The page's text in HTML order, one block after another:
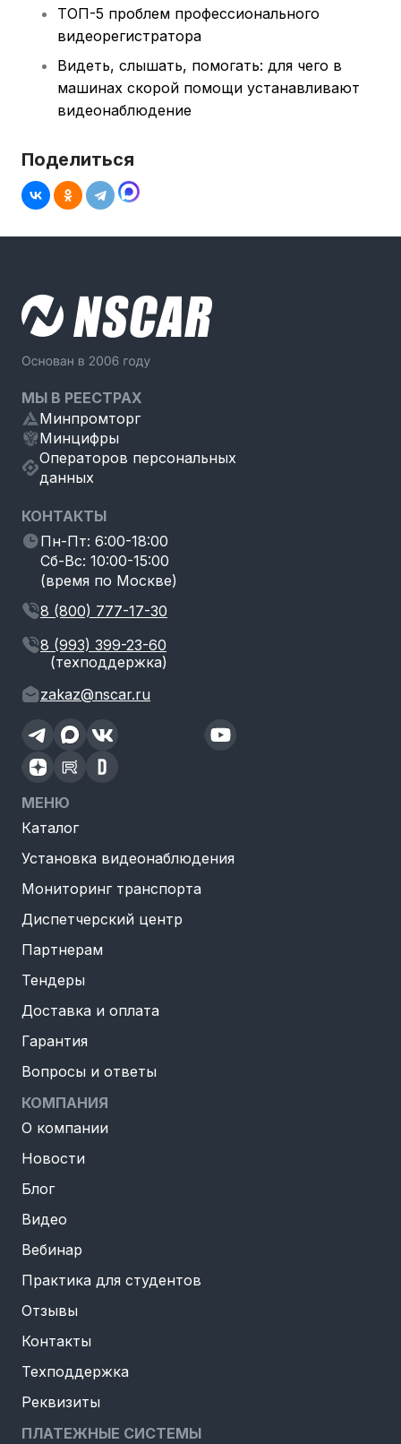
ТОП-5 проблем профессионального
видеорегистратора
Видеть, слышать, помогать: для чего в
машинах скорой помощи устанавливают
видеонаблюдение
Поделиться
МЫ В РЕЕСТРАХ
Минпромторг
Минцифры
Операторов персональных
данных
КОНТАКТЫ
Пн-Пт: 6:00-18:00
Сб-Вс: 10:00-15:00
(время по Москве)
8 (800) 777-17-30
8 (993) 399-23-60
(техподдержка)
zakaz@nscar.ru
МЕНЮ
Каталог
Установка видеонаблюдения
Мониторинг транспорта
Диспетчерский центр
Партнерам
Тендеры
Доставка и оплата
Гарантия
Вопросы и ответы
КОМПАНИЯ
О компании
Новости
Блог
Видео
Вебинар
Практика для студентов
Отзывы
Контакты
Техподдержка
Реквизиты
ПЛАТЕЖНЫЕ СИСТЕМЫ